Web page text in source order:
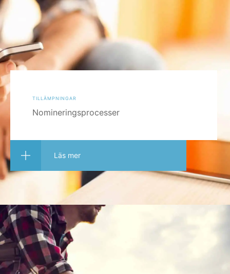
tillämpningar
Nomineringsprocesser
Läs mer